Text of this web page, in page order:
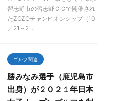
習志野市の習志野ＣＣで開催され
たZOZOチャンピオンシップ（10
／21～2 ...
ゴルフ関連
勝みなみ選手（鹿児島市
出身）が２０２１年日本